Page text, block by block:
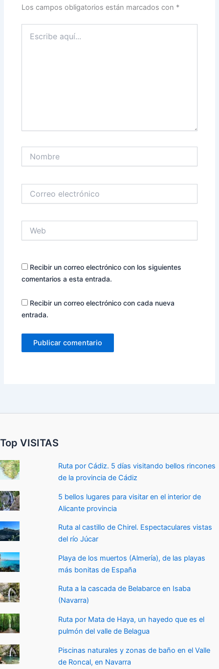
Los campos obligatorios están marcados con *
aquí...
electrónico
Recibir un correo electrónico con los siguientes
comentarios a esta entrada.
Recibir un correo electrónico con cada nueva
entrada.
Top VISITAS
Ruta por Cádiz. 5 días visitando bellos rincones
de la provincia de Cádiz
5 bellos lugares para visitar en el interior de
Alicante provincia
Ruta al castillo de Chirel. Espectaculares vistas
del río Júcar
Playa de los muertos (Almería), de las playas
más bonitas de España
Ruta a la cascada de Belabarce en Isaba
(Navarra)
Ruta por Mata de Haya, un hayedo que es el
pulmón del valle de Belagua
Piscinas naturales y zonas de baño en el Valle
de Roncal, en Navarra